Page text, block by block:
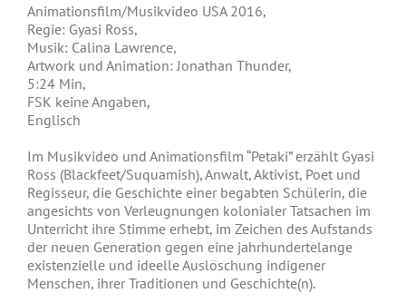
Animationsfilm/Musikvideo USA 2016,
Regie: Gyasi Ross,
Musik: Calina Lawrence,
Artwork und Animation: Jonathan Thunder,
5:24 Min,
FSK keine Angaben,
Englisch
Im Musikvideo und Animationsfilm “Petaki” erzählt Gyasi
Ross (Blackfeet/Suquamish), Anwalt, Aktivist, Poet und
Regisseur, die Geschichte einer begabten Schülerin, die
angesichts von Verleugnungen kolonialer Tatsachen im
Unterricht ihre Stimme erhebt, im Zeichen des Aufstands
der neuen Generation gegen eine jahrhundertelange
existenzielle und ideelle Auslöschung indigener
Menschen, ihrer Traditionen und Geschichte(n).